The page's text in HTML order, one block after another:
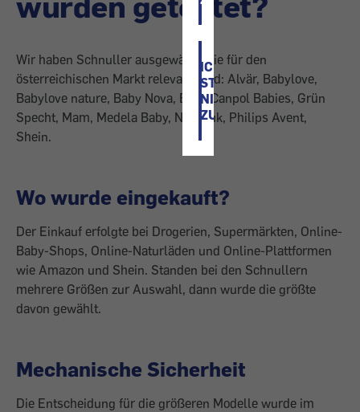
ICH
STIMME
NICHT
ZU
Wir haben Schnuller ausgewählt, die für den
österreichischen Markt relevant sind: Alvär, Babylove,
Babylove nature, Baby Nova, Bibs, Canpol Babies, Grün
Specht, Mam, Medela Baby, Nip, Nuk, Philips Avent,
Shein.
Wo wurde eingekauft?
Der Einkauf erfolgte bei Drogerien, Supermärkten, Online-
Baby-Shops, Online-Naturläden und Online-Plattformen
wie Amazon und Shein. Standen bei den Schnullern
mehrere Größen zur Auswahl, dann wurde die größte
davon gewählt.
Mechanische Sicherheit
Die Entscheidung für die größeren Modelle wurde im